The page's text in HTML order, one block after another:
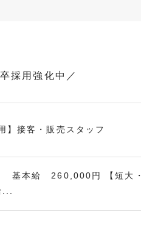
採用強化中／
】接客・販売スタッフ
給 260,000円 【短大・